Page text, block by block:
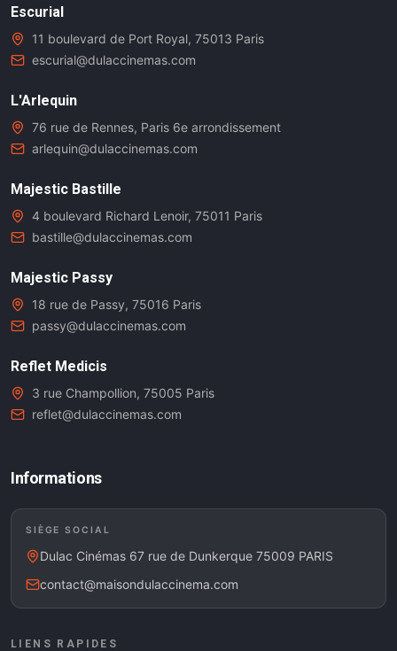
Escurial
11 boulevard de Port Royal, 75013 Paris
escurial@dulaccinemas.com
L'Arlequin
76 rue de Rennes, Paris 6e arrondissement
arlequin@dulaccinemas.com
Majestic Bastille
4 boulevard Richard Lenoir, 75011 Paris
bastille@dulaccinemas.com
Majestic Passy
18 rue de Passy, 75016 Paris
passy@dulaccinemas.com
Reflet Medicis
3 rue Champollion, 75005 Paris
reflet@dulaccinemas.com
Informations
SIÈGE SOCIAL
Dulac Cinémas 67 rue de Dunkerque 75009 PARIS
contact@maisondulaccinema.com
LIENS RAPIDES